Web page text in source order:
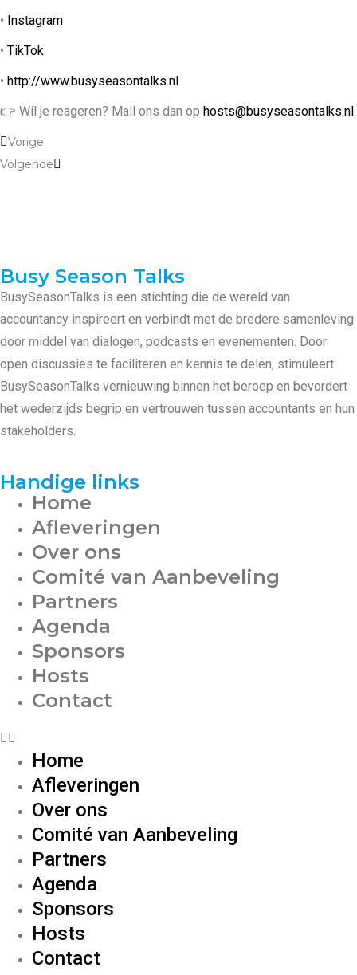
• Instagram
• TikTok
• http://www.busyseasontalks.nl
👉 Wil je reageren? Mail ons dan op hosts@busyseasontalks.nl
Vorige
Volgende
Busy Season Talks
BusySeasonTalks is een stichting die de wereld van
accountancy inspireert en verbindt met de bredere samenleving
door middel van dialogen, podcasts en evenementen. Door
open discussies te faciliteren en kennis te delen, stimuleert
BusySeasonTalks vernieuwing binnen het beroep en bevordert
het wederzijds begrip en vertrouwen tussen accountants en hun
stakeholders.
Handige links
Home
Afleveringen
Over ons
Comité van Aanbeveling
Partners
Agenda
Sponsors
Hosts
Contact
Home
Afleveringen
Over ons
Comité van Aanbeveling
Partners
Agenda
Sponsors
Hosts
Contact